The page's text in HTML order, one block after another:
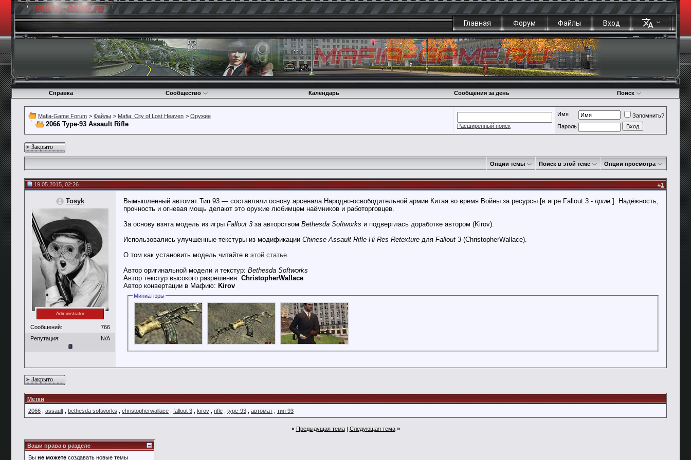
Главная Форум Файлы Вход
Справка Сообщество Календарь Сообщения за день Поиск
Mafia-Game Forum > Файлы > Mafia: City of Lost Heaven > Оружие
2066 Type-93 Assault Rifle Расширенный поиск
Имя
Запомнить?
Пароль
Закрыто
Опции темы Поиск в этой теме Опции просмотра
19.05.2015, 02:26 #1
Tosyk
Administrator
Сообщений:
766
Репутация:
N/A
Вымышленный автомат Тип 93 — составляли основу арсенала Народно-освободительной армии Китая во время Войны за ресурсы [в игре Fallout 3 - прим.]. Надёжность,
прочность и огневая мощь делают это оружие любимцем наёмников и работорговцев.
За основу взята модель из игры Fallout 3 за авторством Bethesda Softworks и подверглась доработке автором (Kirov).
Использовались улучшенные текстуры из модификации Chinese Assault Rifle Hi-Res Retexture для Fallout 3 (ChristopherWallace).
О том как установить модель читайте в этой статье.
Автор оригинальной модели и текстур: Bethesda Softworks
Автор текстур высокого разрешения: ChristopherWallace
Автор конвертации в Мафию: Kirov
Миниатюры
Закрыто
Метки
2066
assault bethesda softworks christopherwallace fallout 3 kirov rifle type-93 автомат тип 93
« Предыдущая тема| Следующая тема »
Ваши права в разделе
Вы не можете создавать новые темы